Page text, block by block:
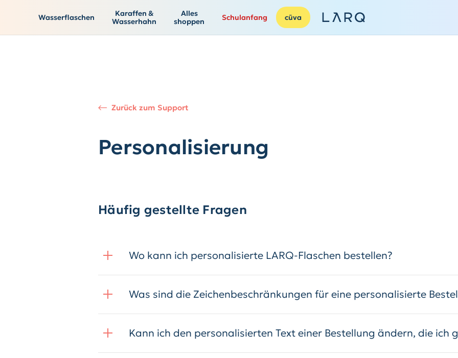
Wasserflaschen
Karaffen &
Wasserhahn
Alles
shoppen
Schulanfang cūva
Zurück zum Support
Personalisierung
Häufig gestellte Fragen
Wo kann ich personalisierte LARQ-Flaschen bestellen?
Was sind die Zeichenbeschränkungen für eine personalisierte
Kann ich den personalisierten Text einer Bestellung ändern, die ich